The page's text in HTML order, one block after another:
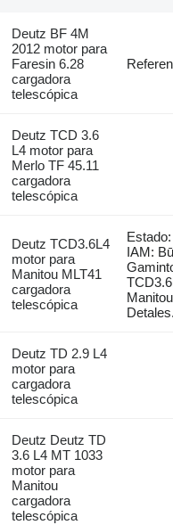
Deutz BF 4M
2012 motor para
Faresin 6.28
cargadora
telescópica
Deutz TCD 3.6
L4 motor para
Merlo TF 45.11
cargadora
telescópica
Deutz TCD3.6L4
motor para
Manitou MLT41
cargadora
telescópica
IAM:
Deutz TD 2.9 L4
motor para
cargadora
telescópica
Deutz Deutz TD
3.6 L4 MT 1033
motor para
Manitou
cargadora
telescópica